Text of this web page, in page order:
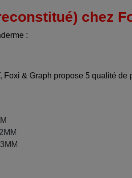
chez
:
& Graph propose 5 qualité